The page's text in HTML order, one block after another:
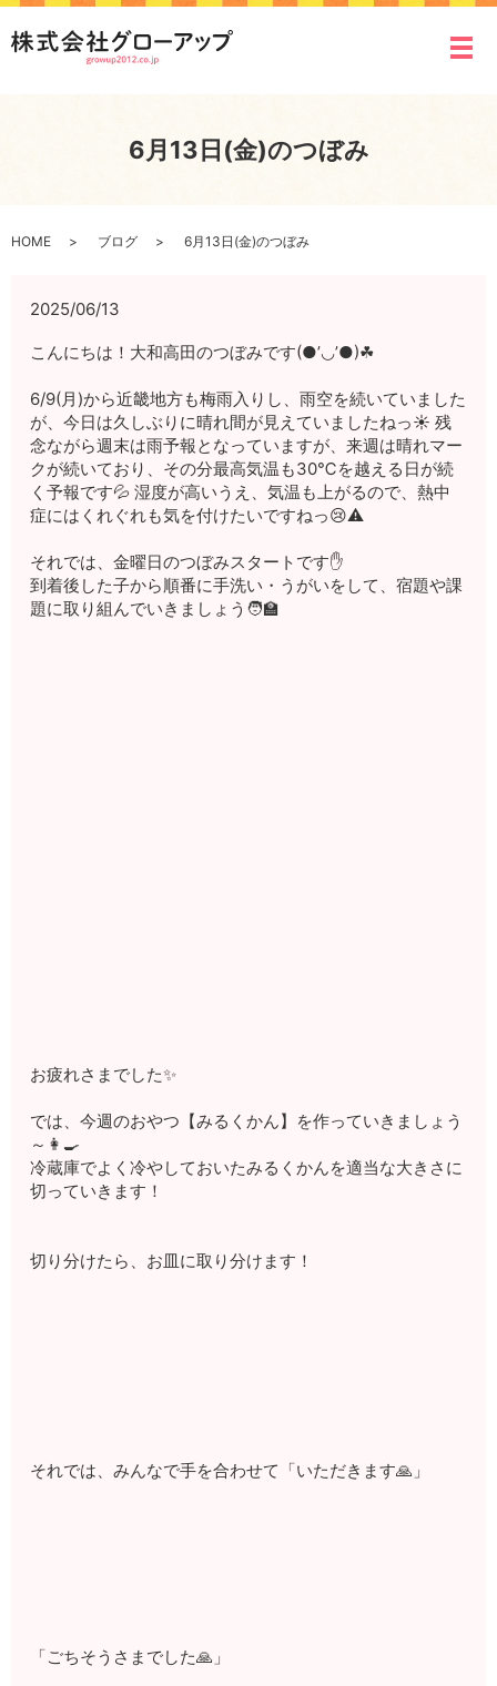
メ
6月13日(金)のつぼみ
HOME ブログ 6月13日(金)のつぼみ
2025/06/13
こんにちは！大和高田のつぼみです(●’◡’●)☘
6/9(月)から近畿地方も梅雨入りし、雨空を続いていました
が、今日は久しぶりに晴れ間が見えていましたねっ☀ 残
念ながら週末は雨予報となっていますが、来週は晴れマー
クが続いており、その分最高気温も30℃を越える日が続
く予報です💦 湿度が高いうえ、気温も上がるので、熱中
症にはくれぐれも気を付けたいですねっ😢⚠️
それでは、金曜日のつぼみスタートです✋
到着後した子から順番に手洗い・うがいをして、宿題や課
題に取り組んでいきましょう🧑‍🏫
お疲れさまでした✨
では、今週のおやつ【みるくかん】を作っていきましょう
～👩‍🍳
冷蔵庫でよく冷やしておいたみるくかんを適当な大きさに
切っていきます！
切り分けたら、お皿に取り分けます！
それでは、みんなで手を合わせて「いただきます🙏」
「ごちそうさまでした🙏」